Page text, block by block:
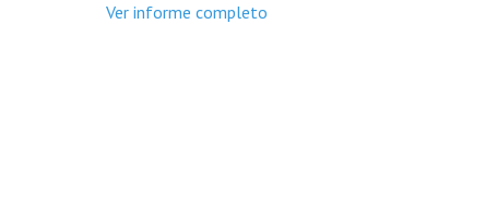
Ver informe completo